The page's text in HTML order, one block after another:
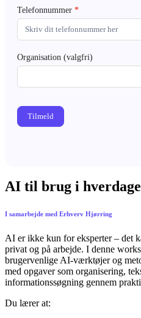
Telefonnummer *
Organisation (valgfri)
Tilmeld
AI til brug i
I samarbejde med Erhverv Hjørring
AI er ikke kun for eksperter – det
privat og på arbejde. I denne
brugervenlige AI-værktøjer og
med opgaver som organisering,
informationssøgning gennem
Du lærer at: